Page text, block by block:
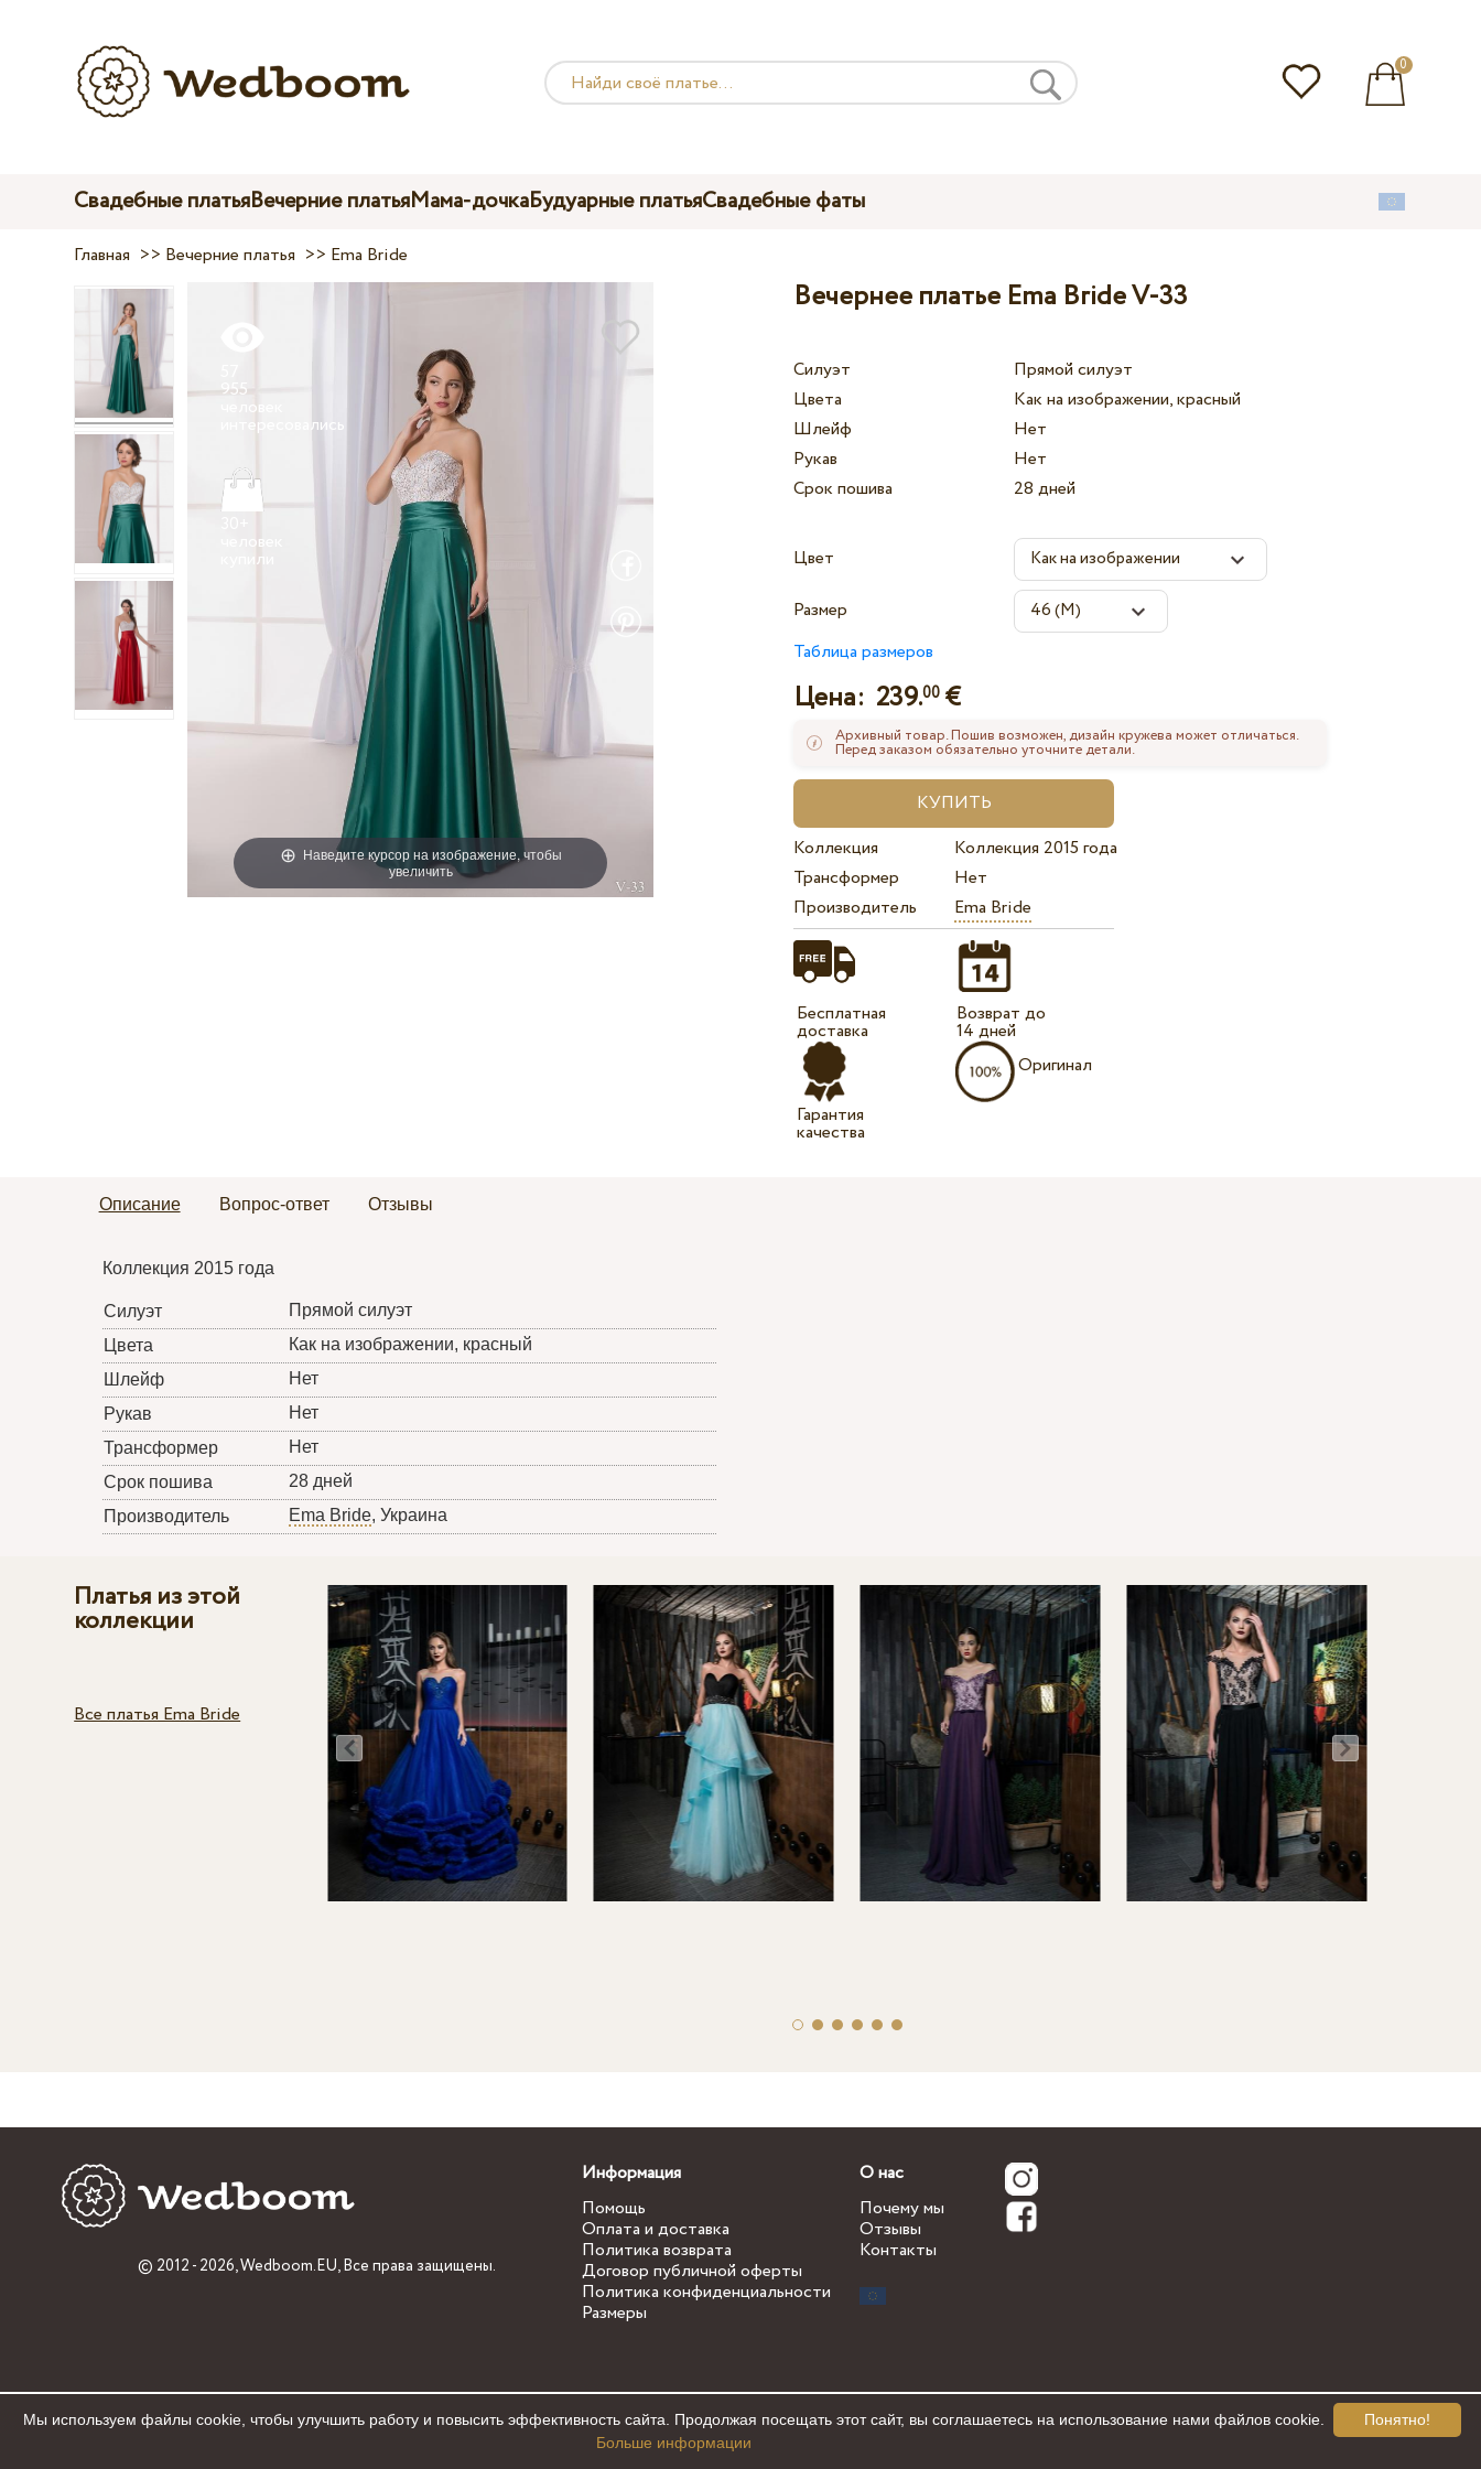
0
Свадебные платьяВечерние платьяМама-дочкаБудуарные платьяСвадебные фаты
Главная >> Вечерние платья >> Ema Bride
Наведите курсор на изображение, чтобы
увеличить
955
человек
человек
Вечернее платье Ema Bride V-33
Силуэт
Прямой силуэт
Цвета
Как на изображении, красный
Шлейф
Нет
Рукав
Нет
Срок пошива
28 дней
Цвет
Размер
Таблица размеров
Цена: 239.00 €
Архивный товар. Пошив возможен, дизайн кружева может отличаться.
Перед заказом обязательно уточните детали.
Коллекция
Коллекция 2015 года
Трансформер
Нет
Производитель
Ema Bride
Бесплатная
доставка
Гарантия
качества
Возврат до
14 дней
Оригинал
Описание Вопрос-ответ Отзывы
Коллекция 2015 года
Силуэт
Прямой силуэт
Цвета
Как на изображении, красный
Шлейф
Нет
Рукав
Нет
Трансформер
Нет
Срок пошива
28 дней
Производитель
Ema Bride, Украина
Платья из этой
коллекции
Все платья Ema Bride
© 2012 - 2026,Wedboom.EU, Все права защищены.
Информация
Помощь
Оплата и доставка
Политика возврата
Договор публичной оферты
Политика конфиденциальности
Размеры
О нас
Почему мы
Отзывы
Контакты
Понятно!
Мы используем файлы cookie, чтобы улучшить работу и повысить эффективность сайта. Продолжая посещать этот сайт, вы соглашаетесь на использование нами файлов cookie.
Больше информации